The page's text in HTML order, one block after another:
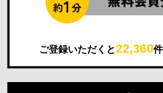
ご登録いただくと22,360